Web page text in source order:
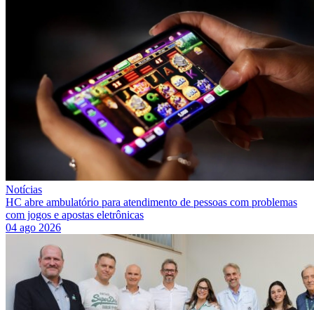
Notícias
HC abre ambulatório para atendimento de pessoas com problemas
com jogos e apostas eletrônicas
04 ago 2026